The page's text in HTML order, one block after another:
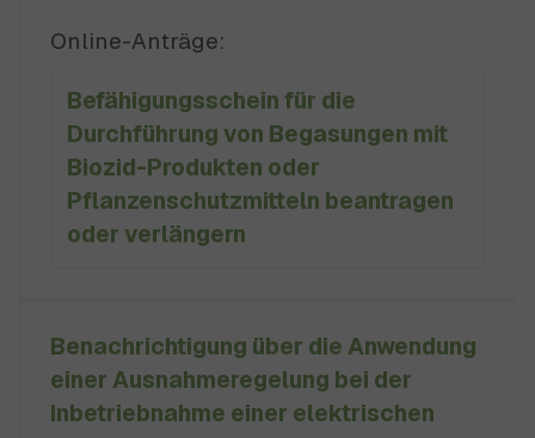
Befähigungsschein kann bei der zuständigen
Behörde beantragt werden. Für die Erteilung
eines Befähigungsscheines müssen sie:
Online-Anträge:
Befähigungsschein für die
Durchführung von Begasungen mit
Biozid-Produkten oder
Pflanzenschutzmitteln beantragen
oder verlängern
Benachrichtigung über die Anwendung
einer Ausnahmeregelung bei der
Inbetriebnahme einer elektrischen